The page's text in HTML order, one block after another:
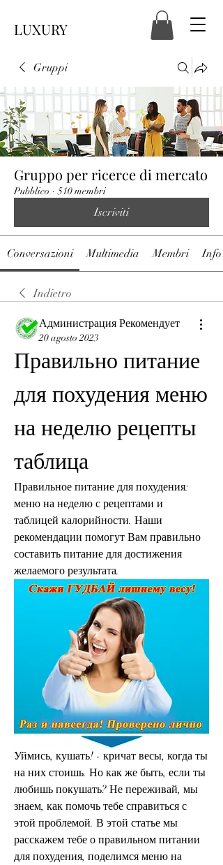
LUXURY
Gruppi
Gruppo per ricerce di mercato
Pubblico · 510 membri
Iscriviti
Conversazioni Multimedia Membri Info
Indietro
Администрация Рекомендует
20 agosto 2023
Правильно питание
для похудения меню
на неделю рецепты
таблица
Правильное питание для похудения:
меню на неделю с рецептами и
таблицей калорийности. Наши
рекомендации помогут Вам правильно
составить питание для достижения
желаемого результата.
Уймись, кушать! - кричат весы, когда ты
на них стоишь. Но как же быть, если ты
любишь покушать? Не переживай, мы
знаем, как помочь тебе справиться с
этой проблемой. В этой статье мы
расскажем тебе о правильном питании
для похудения, поделимся меню на